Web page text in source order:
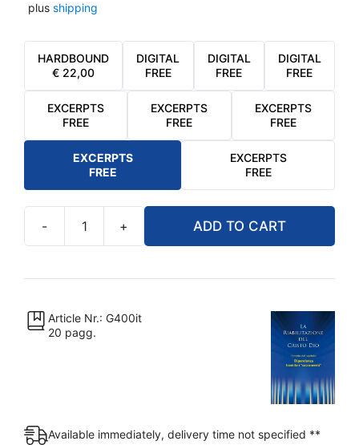
plus shipping
HARDBOUND
€ 22,00
DIGITAL
FREE
DIGITAL
FREE
DIGITAL
FREE
EXCERPTS
FREE
EXCERPTS
FREE
EXCERPTS
FREE
EXCERPTS
FREE
EXCERPTS
FREE
-
-
(Booklet)
+ ADD TO CART
Article Nr.: G400it
20 pagg.
Available immediately, delivery time not specified **